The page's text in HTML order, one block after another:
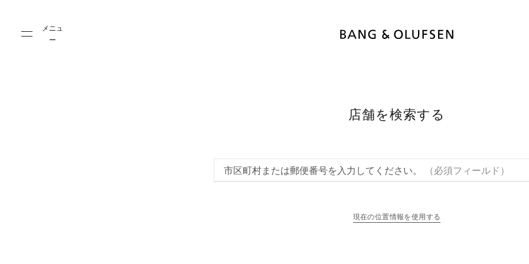
メニュ
ー
店舗を検索する
市区町村または郵便番号を入力してください。 （必須フィールド）
現在の位置情報を使用する